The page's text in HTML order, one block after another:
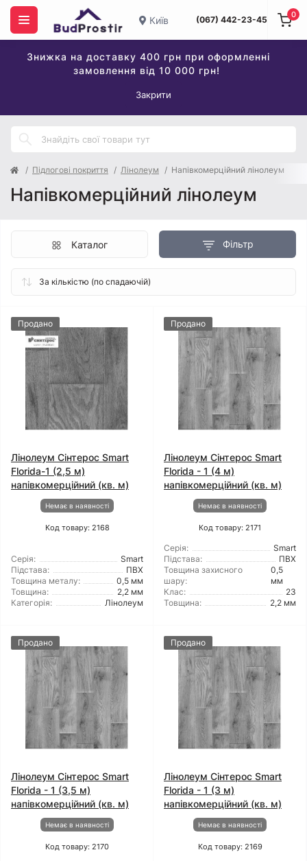
Київ (067) 442-23-45
Знижка на доставку 400 грн при оформленні
замовлення від 10 000 грн!
Закрити
0
Підлогові покриття Лінолеум Напівкомерційний лінолеум
Напівкомерційний лінолеум
Фільтр
Каталог
Продано
Лінолеум Сінтерос Smart
Florida-1 (2,5 м)
напівкомерційний (кв. м)
Немає в наявності
Код товару: 2168
Серія:
Smart
Підстава:
ПВХ
Товщина металу:
0,5 мм
Товщина:
2,2 мм
Категорія:
Лінолеум
Продано
Лінолеум Сінтерос Smart
Florida - 1 (4 м)
напівкомерційний (кв. м)
Немає в наявності
Код товару: 2171
Серія:
Smart
Підстава:
ПВХ
Товщина захисного
шару:
0,5
мм
Клас:
23
Товщина:
2,2 мм
Продано
Лінолеум Сінтерос Smart
Florida - 1 (3,5 м)
напівкомерційний (кв. м)
Немає в наявності
Код товару: 2170
Продано
Лінолеум Сінтерос Smart
Florida - 1 (3 м)
напівкомерційний (кв. м)
Немає в наявності
Код товару: 2169